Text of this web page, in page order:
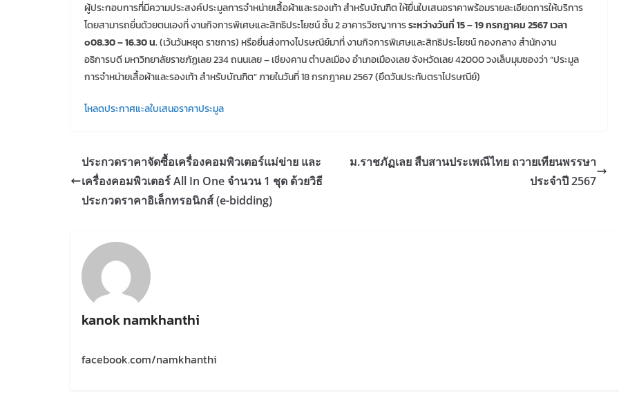
ผู้ประกอบการที่มีความประสงค์ประมูลการจำหน่ายเสื้อผ้าและรองเท้า สำหรับบัณฑิต ให้ยื่นใบเสนอราคาพร้อมรายละเอียดการให้บริการ
โดยสามารถยื่นด้วยตนเองที่ งานกิจการพิเศษและสิทธิประโยชน์ ชั้น 2 อาคารวิชญาการระหว่างวันที่ 15 – 19 กรกฎาคม 2567 เวลา
๐08.30 – 16.30 น.(เว้นวันหยุด ราชการ) หรือยื่นส่งทางไปรษณีย์มาที่ งานกิจการพิเศษและสิทธิประโยชน์ กองกลาง สำนักงาน
อธิการบดี มหาวิทยาลัยราชภัฏเลย 234 ถนนเลย – เชียงคาน ตำบลเมือง อำเภอเมืองเลย จังหวัดเลย 42000 วงเล็บมุมซองว่า “ประมูล
การจำหน่ายเสื้อผ้าและรองเท้า สำหรับบัณฑิต” ภายในวันที่ 18 กรกฎาคม 2567 (ยึดวันประทับตราไปรษณีย์)
โหลดประกาศแะลใบเสนอราคาประมูล
ประกวดราคาจัดซื้อเครื่องคอมพิวเตอร์แม่ข่าย และ
เครื่องคอมพิวเตอร์ All In One จำนวน 1 ชุด ด้วยวิธี
ประกวดราคาอิเล็กทรอนิกส์ (e-bidding)
ม.ราชภัฏเลย สืบสานประเพณีไทย ถวายเทียนพรรษา
ประจำปี 2567
kanok namkhanthi
facebook.com/namkhanthi